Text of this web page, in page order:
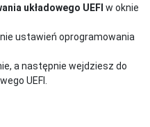
układowego UEFI w oknie
ustawień oprogramowania
a następnie wejdziesz do
UEFI.